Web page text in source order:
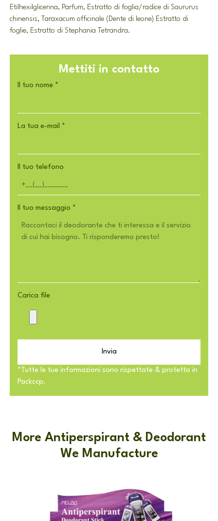
Etilhexilglicerina, Parfum, Estratto di foglia/radice di Saururus
chinensis, Taraxacum officinale (Dente di leone) Estratto di
foglie, Estratto di Stephania Tetrandra.
Mettiti in contatto
Il tuo nome *
La tua e-mail *
Il tuo telefono
Il tuo messaggio *
Carica file
Invia
*Tutte le tue informazioni sono rispettate & protetto in
Packccp.
More Antiperspirant & Deodorant
We Manufacture